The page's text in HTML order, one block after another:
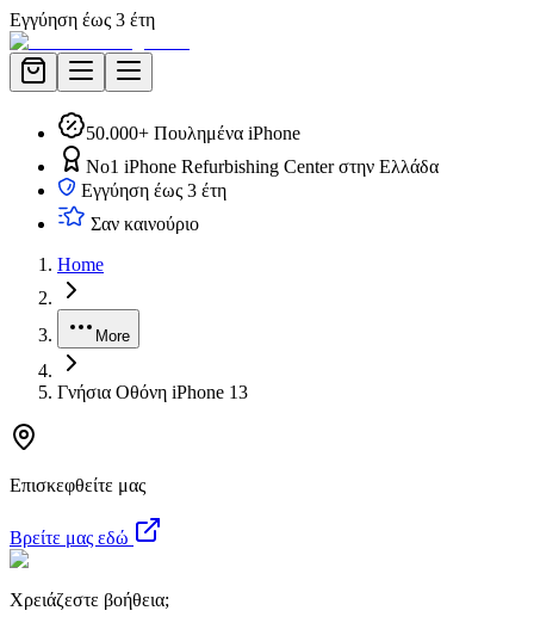
Εγγύηση έως 3 έτη
50.000+ Πουλημένα iPhone
No1 iPhone Refurbishing Center στην Ελλάδα
Εγγύηση έως 3 έτη
Σαν καινούριο
Home
More
Γνήσια Οθόνη iPhone 13
Επισκεφθείτε μας
Βρείτε μας εδώ
Χρειάζεστε βοήθεια;